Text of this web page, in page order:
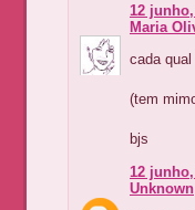
12
Maria
cada
(tem
bjs
12
Unknown